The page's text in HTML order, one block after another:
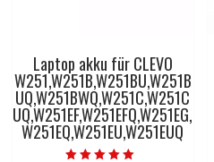
Laptop akku für CLEVO
W251,W251B,W251BU,W251B
UQ,W251BWQ,W251C,W251C
UQ,W251EF,W251EFQ,W251EG,
W251EQ,W251EU,W251EUQ